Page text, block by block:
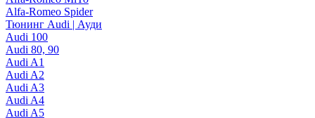
Alfa-Romeo Spider
Тюнинг Audi | Ауди
Audi 100
Audi 80, 90
Audi A1
Audi A2
Audi A3
Audi A4
Audi A5